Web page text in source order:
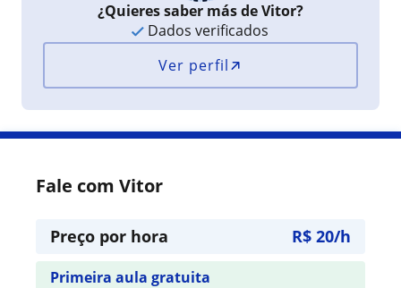
¿Quieres saber más de Vitor?
Dados verificados
Ver perfil
Fale com Vitor
Preço por hora R$ 20/h
Primeira aula gratuita